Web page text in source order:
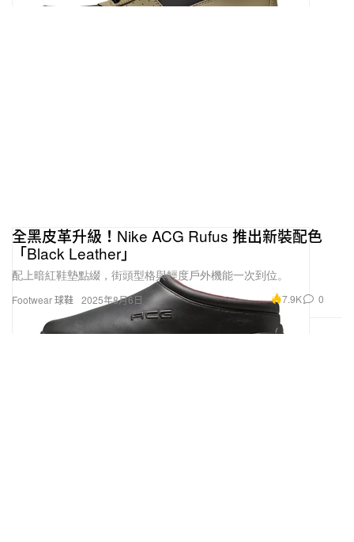
Footwear 球鞋
全黑皮革升級！Nike ACG Rufus 推出新裝配色
「Black Leather」
配上暗紅鞋墊點綴，街頭型格與輕度戶外機能一次到位。
2025年8月6日 7.9K 0